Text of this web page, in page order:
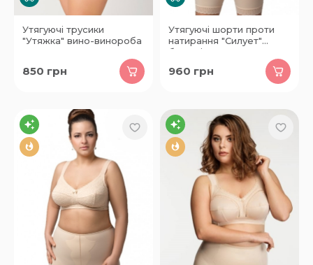
Утягуючі трусики
"Утяжка" вино-винороба
850 грн
Утягуючі шорти проти
натирання "Силует"
бежеві
960 грн